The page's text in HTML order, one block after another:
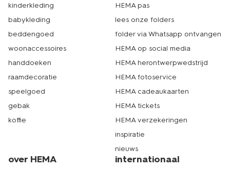
kinderkleding
babykleding
beddengoed
woonaccessoires
handdoeken
raamdecoratie
speelgoed
gebak
koffie
HEMA pas
lees onze folders
folder via Whatsapp ontvangen
HEMA op social media
HEMA herontwerpwedstrijd
HEMA fotoservice
HEMA cadeaukaarten
HEMA tickets
HEMA verzekeringen
inspiratie
nieuws
over HEMA internationaal